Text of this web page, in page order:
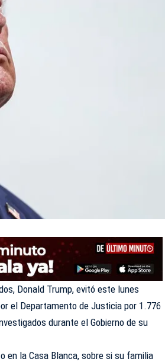
Donald Trump, evitó este lunes
el Departamento de Justicia por 1.776
durante el Gobierno de su
en la Casa Blanca, sobre si su familia